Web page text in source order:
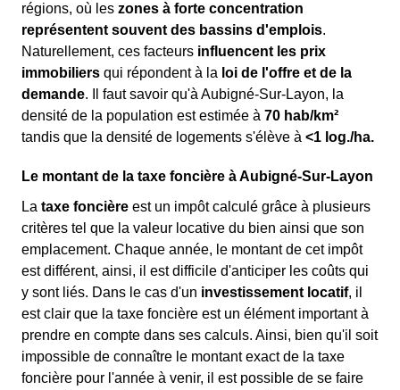
régions, où les zones à forte concentration
représentent souvent des bassins d'emplois.
Naturellement, ces facteurs influencent les prix
immobiliers qui répondent à la loi de l'offre et de la
demande. Il faut savoir qu'à Aubigné-Sur-Layon, la
densité de la population est estimée à 70 hab/km²
tandis que la densité de logements s'élève à <1 log./ha.
Le montant de la taxe foncière à Aubigné-Sur-Layon
La taxe foncière est un impôt calculé grâce à plusieurs
critères tel que la valeur locative du bien ainsi que son
emplacement. Chaque année, le montant de cet impôt
est différent, ainsi, il est difficile d'anticiper les coûts qui
y sont liés. Dans le cas d'un investissement locatif, il
est clair que la taxe foncière est un élément important à
prendre en compte dans ses calculs. Ainsi, bien qu'il soit
impossible de connaître le montant exact de la taxe
foncière pour l'année à venir, il est possible de se faire